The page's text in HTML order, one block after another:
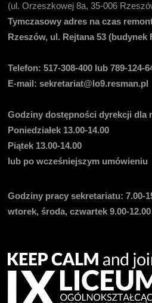
(ul. Orzeszkowej 8a, 35-006
Tymczasowy adres na czas
Rzeszów, ul. Rejtana 53 (budynek
Telefon:517-308-400 lub 789-124-
E-mail: sekretariat@lo9.resman.pl
Godziny dostępności dyrekcji dla
Poniedziałek 13.00-14.00
Piątek 13.00-14.00
lub po wcześniejszym umówieniu
Godziny pracy sekretariatu: 7.00-
wtorek, środa, czwartek 9.00-12.00